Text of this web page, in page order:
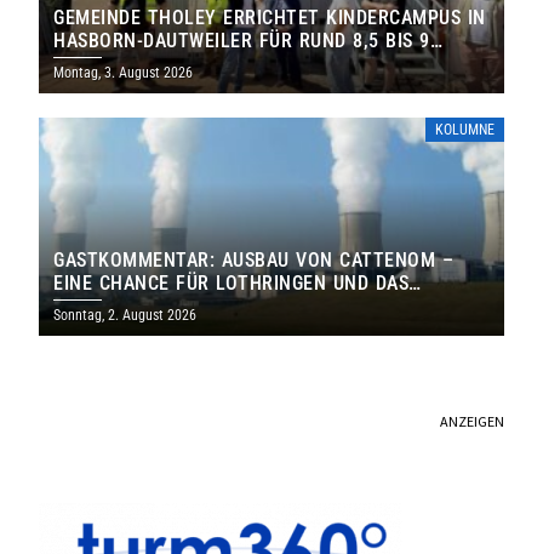
GEMEINDE THOLEY ERRICHTET KINDERCAMPUS IN
HASBORN-DAUTWEILER FÜR RUND 8,5 BIS 9
MILLIONEN EURO
Montag, 3. August 2026
KOLUMNE
GASTKOMMENTAR: AUSBAU VON CATTENOM –
EINE CHANCE FÜR LOTHRINGEN UND DAS
SAARLAND
Sonntag, 2. August 2026
ANZEIGEN